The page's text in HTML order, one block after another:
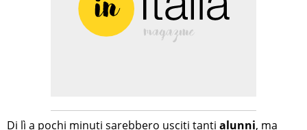
Di lì a pochi minuti sarebbero usciti tanti alunni, ma